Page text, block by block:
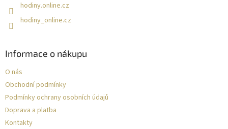
hodiny.online.cz
hodiny_online.cz
Informace o nákupu
O nás
Obchodní podmínky
Podmínky ochrany osobních údajů
Doprava a platba
Kontakty